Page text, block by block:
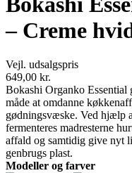
– Creme
Vejl. udsalgspris
649,00 kr.
Bokashi Organko
måde at omdanne
gødningsvæske. Ved hjælp
fermenteres madresterne
affald og samtidig give nyt
genbrugs plast.
Modeller og farver